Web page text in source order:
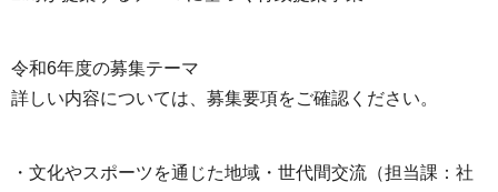
令和6年度の募集テーマ
詳しい内容については、募集要項をご確認ください。
・文化やスポーツを通じた地域・世代間交流（担当課：社